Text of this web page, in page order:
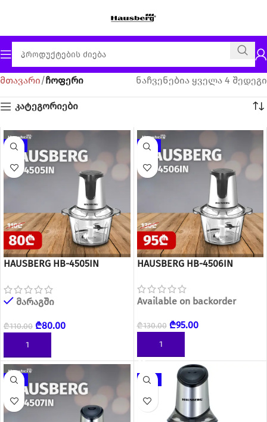
მთავარი ჩოფერი ნაჩვენებია ყველა 4 შედეგი
კატეგორიები
-27%
HAUSBERG HB-4505IN
მარაგში
₾110.00 ₾80.00
ᲙᲐᲚᲐᲗᲐᲨᲘ ᲓᲐᲛᲐᲢᲔᲑᲐ
-27%
HAUSBERG HB-4506IN
Available on backorder
₾130.00 ₾95.00
ᲙᲐᲚᲐᲗᲐᲨᲘ ᲓᲐᲛᲐᲢᲔᲑᲐ
-39% -23%